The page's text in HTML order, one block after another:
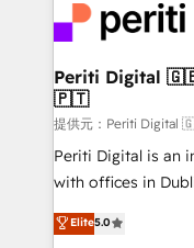
business with
you grow faster,
and—most
into bold ideas
products and
difference.
Periti Digital 🇬🇧 🇺🇸 🇮🇪 🇨🇦 🇩🇪 🇳🇱
🇵🇹
提供元：Periti
Periti Digital is an
with offices in
and New York. 🔎 We are focused on enhancing
revenue-
Elite5.0